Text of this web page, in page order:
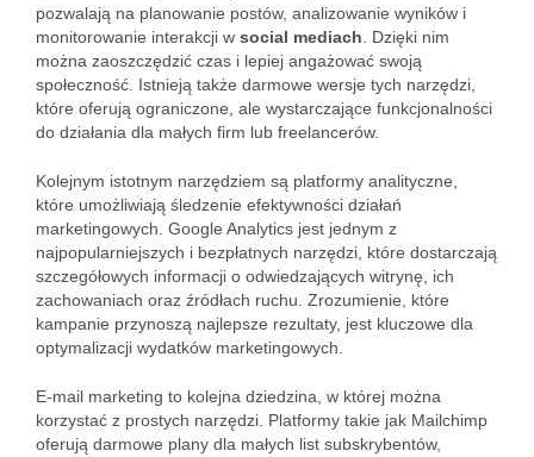
pozwalają na planowanie postów, analizowanie wyników i
monitorowanie interakcji w social mediach . Dzięki nim
można zaoszczędzić czas i lepiej angażować swoją
społeczność. Istnieją także darmowe wersje tych narzędzi,
które oferują ograniczone, ale wystarczające funkcjonalności
do działania dla małych firm lub freelancerów.
Kolejnym istotnym narzędziem są platformy analityczne,
które umożliwiają śledzenie efektywności działań
marketingowych. Google Analytics jest jednym z
najpopularniejszych i bezpłatnych narzędzi, które dostarczają
szczegółowych informacji o odwiedzających witrynę, ich
zachowaniach oraz źródłach ruchu. Zrozumienie, które
kampanie przynoszą najlepsze rezultaty, jest kluczowe dla
optymalizacji wydatków marketingowych.
E-mail marketing to kolejna dziedzina, w której można
korzystać z prostych narzędzi. Platformy takie jak Mailchimp
oferują darmowe plany dla małych list subskrybentów,